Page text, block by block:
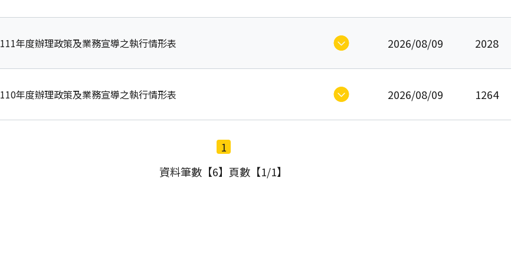
111年度辦理政策及業務宣導之執行情形表 2026/08/09 2028
110年度辦理政策及業務宣導之執行情形表 2026/08/09 1264
1
資料筆數【6】頁數【1/1】